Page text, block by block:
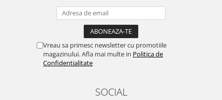
Vreau sa primesc newsletter cu promotiile
magazinului. Afla mai multe in Politica de
Confidentialitate
SOCIAL